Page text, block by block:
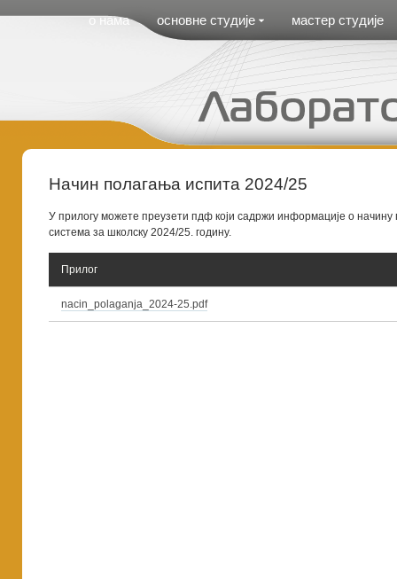
о нама основне студије мастер студије
Начин полагања испита 2024/25
У прилогу можете преузети пдф који садржи информације о начину
система за школску 2024/25. годину.
Прилог
nacin_polaganja_2024-25.pdf